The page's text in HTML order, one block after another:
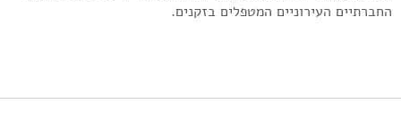
החברתיים העירוניים המטפלים בזקנים.